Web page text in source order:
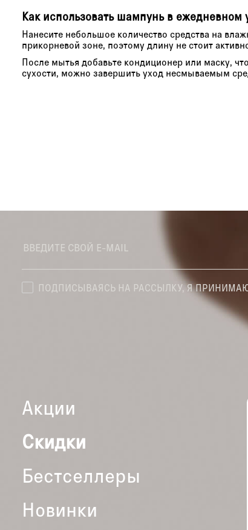
Как использовать шампунь в ежедневном
Нанесите небольшое количество средства на
прикорневой зоне, поэтому длину не стоит
После мытья добавьте кондиционер или маску,
сухости, можно завершить уход несмываемым
ПОДПИСЫВАЯСЬ НА РАССЫЛКУ, Я
Акции
Скидки
Бестселлеры
Новинки